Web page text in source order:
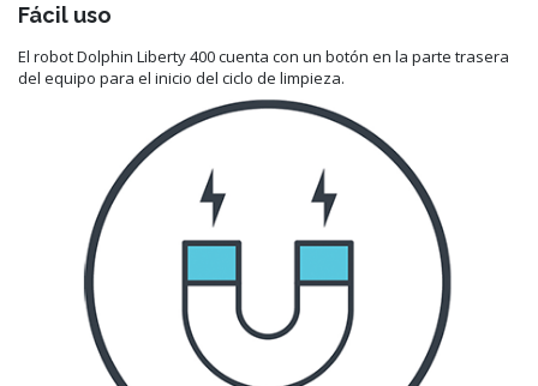
Fácil uso
El robot Dolphin Liberty 400 cuenta con un botón en la parte trasera
del equipo para el inicio del ciclo de limpieza.